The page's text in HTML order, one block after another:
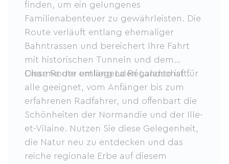
finden, um ein gelungenes
Familienabenteuer zu gewährleisten. Die
Route verläuft entlang ehemaliger
Bahntrassen und bereichert Ihre Fahrt
mit historischen Tunneln und dem
Charme der umliegenden Landschaft.
Diese Route entlang La Régalante ist für
alle geeignet, vom Anfänger bis zum
erfahrenen Radfahrer, und offenbart die
Schönheiten der Normandie und der Ille-
et-Vilaine. Nutzen Sie diese Gelegenheit,
die Natur neu zu entdecken und das
reiche regionale Erbe auf diesem